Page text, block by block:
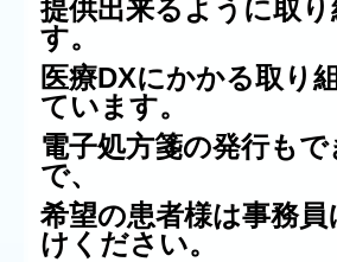
提供出来るように取
す。
医療DXにかかる取り
ています。
電子処方箋の発行も
で、
希望の患者様は事務
けください。